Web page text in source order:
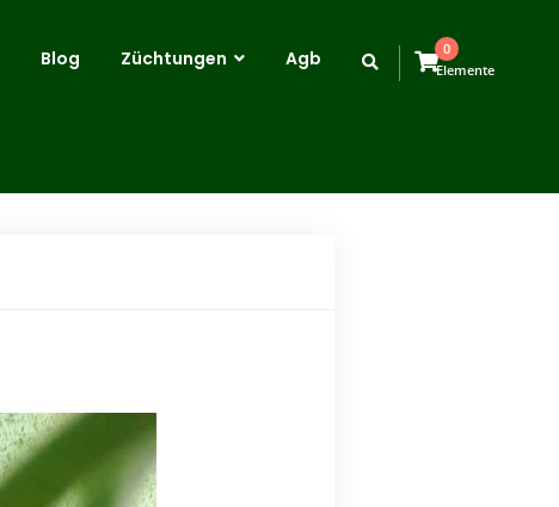
Blog Züchtungen Agb
0
Elemente